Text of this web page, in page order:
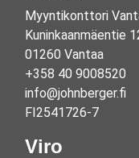
Myyntikonttori
Kuninkaanmäentie
01260 Vantaa
+358 40 9008520
info@johnberger.fi
FI2541726-7
Viro